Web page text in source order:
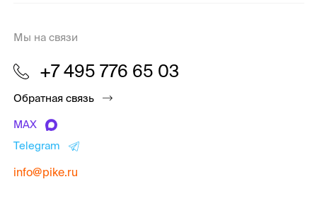
Мы на связи
+7 495 776 65 03
Обратная связь
MAX
Telegram
info@pike.ru